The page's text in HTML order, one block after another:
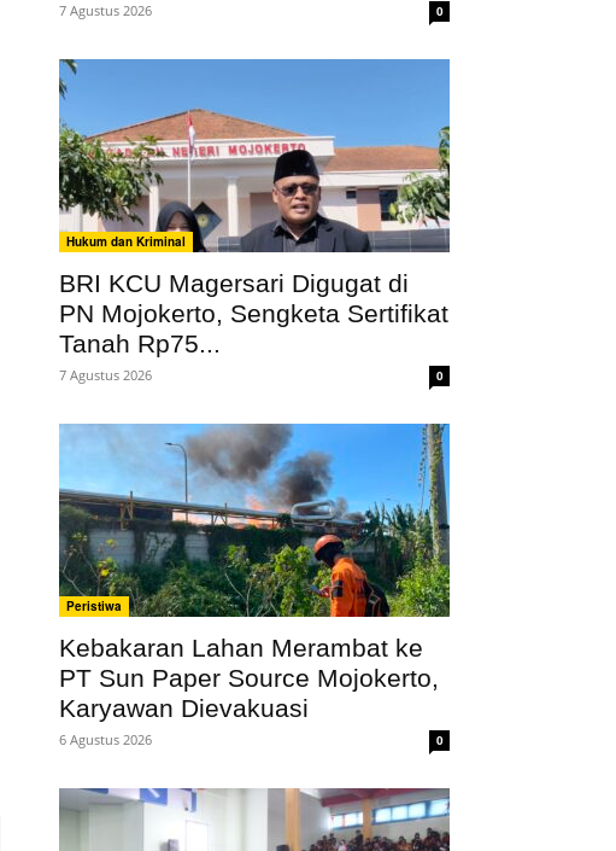
7 Agustus 2026 0
Hukum dan Kriminal
BRI KCU Magersari Digugat di
PN Mojokerto, Sengketa Sertifikat
Tanah Rp75...
7 Agustus 2026 0
Peristiwa
Kebakaran Lahan Merambat ke
PT Sun Paper Source Mojokerto,
Karyawan Dievakuasi
6 Agustus 2026 0